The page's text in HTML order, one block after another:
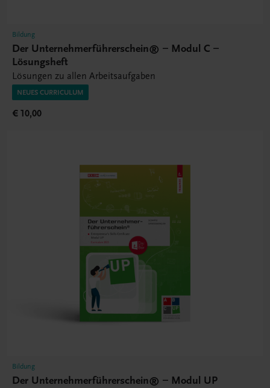
Bildung
Der Unternehmerführerschein® – Modul C –
Lösungsheft
Lösungen zu allen Arbeitsaufgaben
NEUES CURRICULUM
€ 10,00
Bildung
Der Unternehmerführerschein® – Modul UP